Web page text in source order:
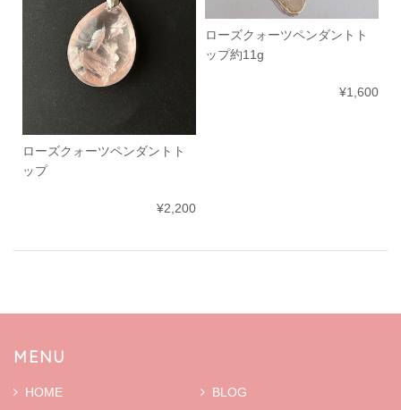
ローズクォーツペンダントト
ップ
¥2,200
ローズクォーツペンダントト
ップ約11g
¥1,600
MENU
HOME
BLOG